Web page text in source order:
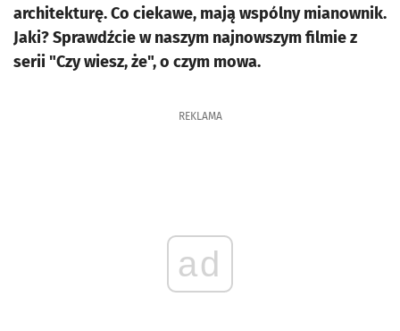
architekturę. Co ciekawe, mają wspólny mianownik.
Jaki? Sprawdźcie w naszym najnowszym filmie z
serii "Czy wiesz, że", o czym mowa.
REKLAMA
ad